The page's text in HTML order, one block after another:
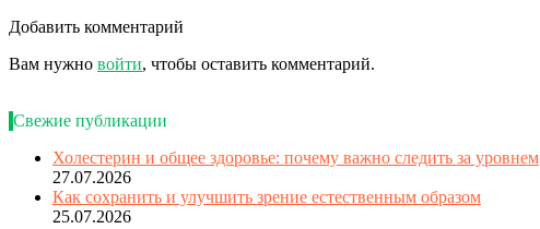
Добавить комментарий
Вам нужно войти, чтобы оставить комментарий.
Свежие публикации
Холестерин и общее здоровье: почему важно следить за уровнем
27.07.2026
Как сохранить и улучшить зрение естественным образом
25.07.2026